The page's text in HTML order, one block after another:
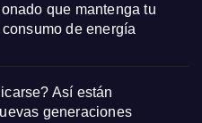
que mantenga tu
de energía
Así están
generaciones